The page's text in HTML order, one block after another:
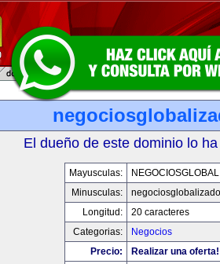
El dueño de este dominio lo
Mayusculas:
Minusculas:
Longitud:
20 caracteres
Categorias:
Negocios
Precio:
Realizar una oferta!